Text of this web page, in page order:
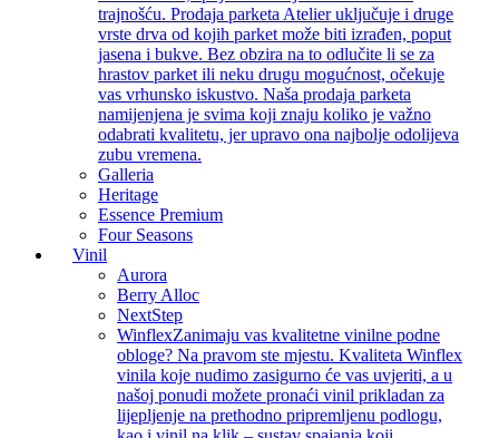
trajnošću. Prodaja parketa Atelier uključuje i druge
vrste drva od kojih parket može biti izrađen, poput
jasena i bukve. Bez obzira na to odlučite li se za
hrastov parket ili neku drugu mogućnost, očekuje
vas vrhunsko iskustvo. Naša prodaja parketa
namijenjena je svima koji znaju koliko je važno
odabrati kvalitetu, jer upravo ona najbolje odolijeva
zubu vremena.
Galleria
Heritage
Essence Premium
Four Seasons
Vinil
Aurora
Berry Alloc
NextStep
WinflexZanimaju vas kvalitetne vinilne podne
obloge? Na pravom ste mjestu. Kvaliteta Winflex
vinila koje nudimo zasigurno će vas uvjeriti, a u
našoj ponudi možete pronaći vinil prikladan za
lijepljenje na prethodno pripremljenu podlogu,